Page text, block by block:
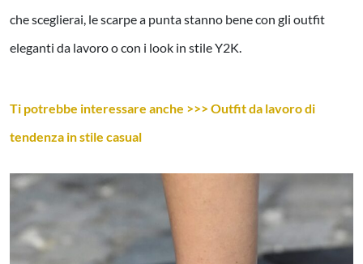
che sceglierai, le scarpe a punta stanno bene con gli outfit
eleganti da lavoro o con i look in stile Y2K.
Ti potrebbe interessare anche >>> Outfit da lavoro di
tendenza in stile casual